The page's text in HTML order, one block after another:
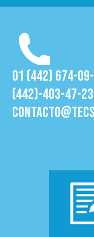
01 (442) 674-
(442)-403-47-23